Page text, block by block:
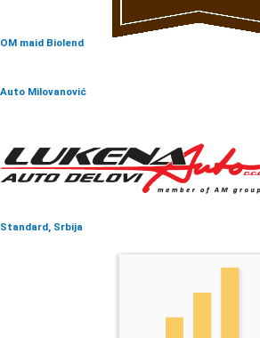
OM maid Biolend
Auto Milovanović
Standard, Srbija